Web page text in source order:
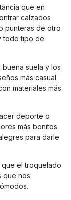
que en
calzados
punteras de otro
todo tipo de
suela y los
más casual
materiales más
deporte o
más bonitos
para darle
que el troquelado
que nos